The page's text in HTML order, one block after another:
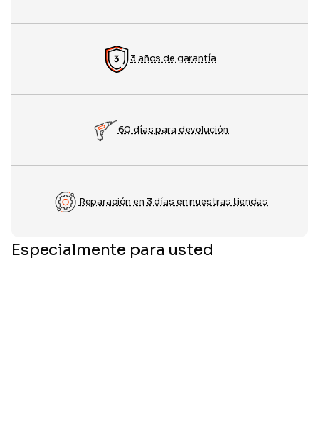
3 años de garantía
60 días para devolución
Reparación en 3 días en nuestras tiendas
Especialmente para usted